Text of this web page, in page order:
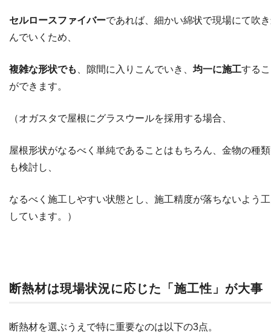
セルロースファイバーであれば、細かい綿状で現場にて吹
んでいくため、
複雑な形状でも 、隙間に入りこんでいき、 均一に施工する
ができます。
（オガスタで屋根にグラスウールを採用する場合、
屋根形状がなるべく単純であることはもちろん、金物の種
も検討し、
なるべく施工しやすい状態とし、施工精度が落ちないよう
しています。）
断熱材は現場状況に応じた「施工性」が大事
断熱材を選ぶうえで特に重要なのは以下の3点。